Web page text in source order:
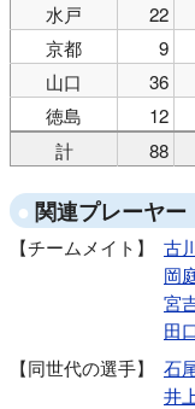
水戸
22
京都
9
山口
36
徳島
12
計
88
関連プレーヤー
チームメイト 古
岡
宮
田
同世代の選手
石
井